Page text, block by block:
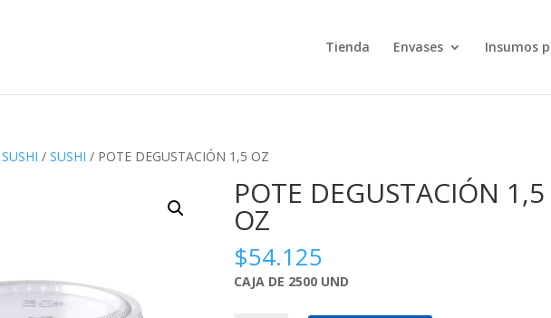
Tienda Envases Insumos
/SUSHI / POTE DEGUSTACIÓN 1,5 OZ
POTE DEGUSTACIÓN 1,5
OZ
$54.125
CAJA DE 2500 UND